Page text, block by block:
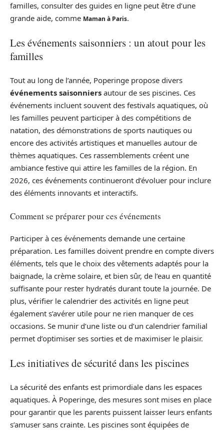
familles, consulter des guides en ligne peut être d’une
grande aide, comme Maman à Paris.
Les événements saisonniers : un atout pour les
familles
Tout au long de l’année, Poperinge propose divers
événements saisonniers autour de ses piscines. Ces
événements incluent souvent des festivals aquatiques, où
les familles peuvent participer à des compétitions de
natation, des démonstrations de sports nautiques ou
encore des activités artistiques et manuelles autour de
thèmes aquatiques. Ces rassemblements créent une
ambiance festive qui attire les familles de la région. En
2026, ces événements continueront d’évoluer pour inclure
des éléments innovants et interactifs.
Comment se préparer pour ces événements
Participer à ces événements demande une certaine
préparation. Les familles doivent prendre en compte divers
éléments, tels que le choix des vêtements adaptés pour la
baignade, la crème solaire, et bien sûr, de l’eau en quantité
suffisante pour rester hydratés durant toute la journée. De
plus, vérifier le calendrier des activités en ligne peut
également s’avérer utile pour ne rien manquer de ces
occasions. Se munir d’une liste ou d’un calendrier familial
permet d’optimiser ses sorties et de maximiser le plaisir.
Les initiatives de sécurité dans les piscines
La sécurité des enfants est primordiale dans les espaces
aquatiques. À Poperinge, des mesures sont mises en place
pour garantir que les parents puissent laisser leurs enfants
s’amuser sans crainte. Les piscines sont équipées de